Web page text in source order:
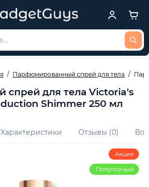
Парфюмированный спрей для тела
для тела Victoria's
Shimmer 250 мл
Характеристики Отзывы (0)
Акция
Популярный